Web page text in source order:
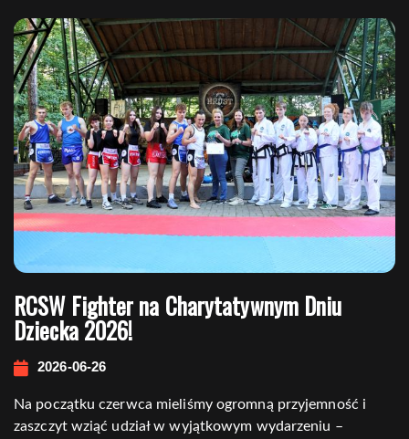
RCSW Fighter na Charytatywnym Dniu
Dziecka 2026!
2026-06-26
Na początku czerwca mieliśmy ogromną przyjemność i
zaszczyt wziąć udział w wyjątkowym wydarzeniu –
Nawigacja
wpisu